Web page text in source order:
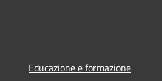
Educazione e formazione